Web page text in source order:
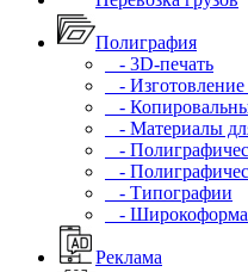
Полиграфия
- 3D-печать
- Изготовление
-
- Материалы
-
-
- Типографии
-
Реклама